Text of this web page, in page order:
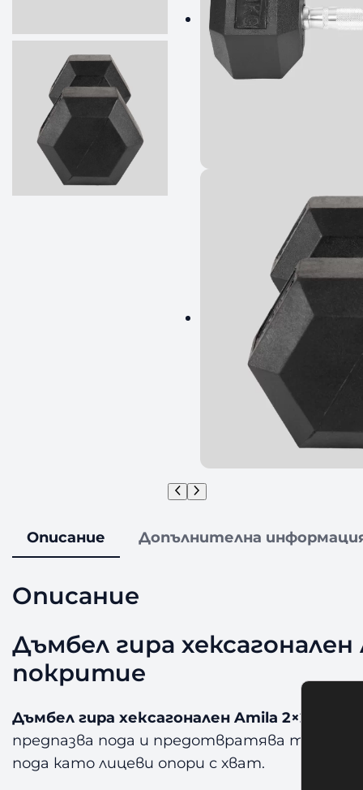
Описание Допълнителна
Описание
Дъмбел гира
покритие
Дъмбел гира хексагонален Amila 2×20кг
е
предпазва пода и предотвратява
пода като лицеви опори с хват.